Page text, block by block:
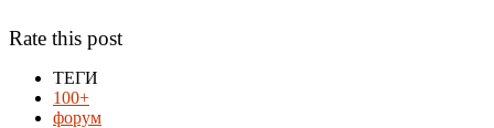
Rate this post
ТЕГИ
100+
форум